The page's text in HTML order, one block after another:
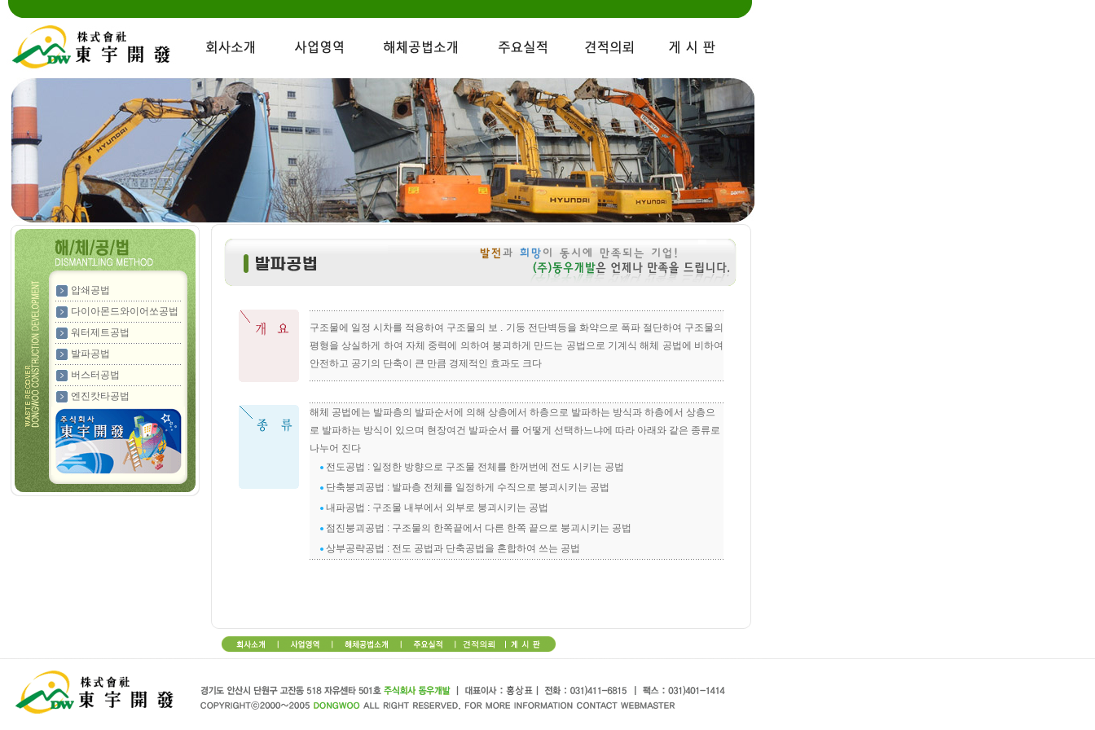
압쇄공법
다이아몬드와이어쏘공법
워터제트공법
발파공법
버스터공법
엔진캇타공법
구조물에 일정 시차를 적용하여 구조물의 보 . 기둥 전단벽등을 화약으로 폭파 절단하여 구조물의
평형을 상실하게 하여 자체 중력에 의하여 붕괴하게 만드는 공법으로 기계식 해체 공법에 비하여
안전하고 공기의 단축이 큰 만큼 경제적인 효과도 크다
해체 공법에는 발파층의 발파순서에 의해 상층에서 하층으로 발파하는 방식과 하층에서 상층으
로 발파하는 방식이 있으며 현장여건 발파순서 를 어떻게 선택하느냐에 따라 아래와 같은 종류로
나누어 진다
전도공법 : 일정한 방향으로 구조물 전체를 한꺼번에 전도 시키는 공법
단축붕괴공법 : 발파층 전체를 일정하게 수직으로 붕괴시키는 공법
내파공법 : 구조물 내부에서 외부로 붕괴시키는 공법
점진붕괴공법 : 구조물의 한쪽끝에서 다른 한쪽 끝으로 붕괴시키는 공법
상부공략공법 : 전도 공법과 단축공법을 혼합하여 쓰는 공법